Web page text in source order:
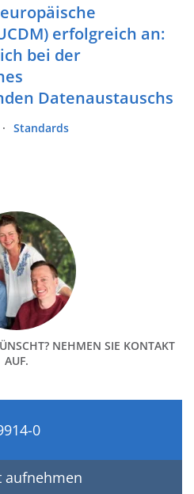
erfolgreich an:
bei der
Datenaustauschs
Standards
NEHMEN SIE KONTAKT
AUF.
0
aufnehmen